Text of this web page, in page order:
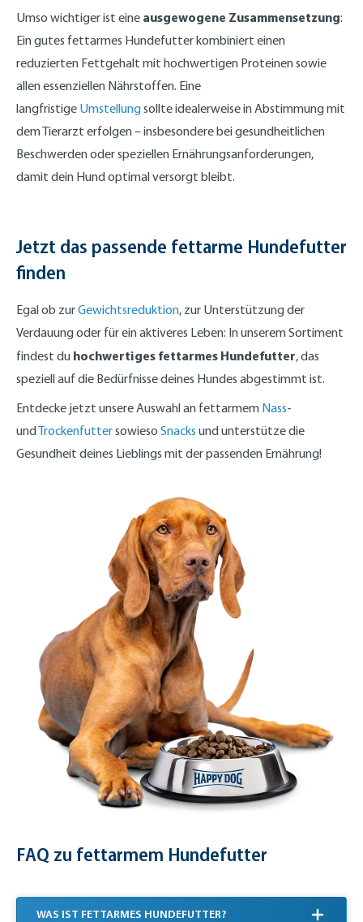
Umso wichtiger ist eine ausgewogene Zusammensetzung:
Ein gutes fettarmes Hundefutter kombiniert einen
reduzierten Fettgehalt mit hochwertigen Proteinen sowie
allen essenziellen Nährstoffen. Eine
langfristige Umstellungsollte idealerweise in Abstimmung mit
dem Tierarzt erfolgen – insbesondere bei gesundheitlichen
Beschwerden oder speziellen Ernährungsanforderungen,
damit dein Hund optimal versorgt bleibt.
Jetzt das passende fettarme Hundefutter
finden
Egal ob zurGewichtsreduktion, zur Unterstützung der
Verdauung oder für ein aktiveres Leben: In unserem Sortiment
findest du hochwertiges fettarmes Hundefutter, das
speziell auf die Bedürfnisse deines Hundes abgestimmt ist.
Entdecke jetzt unsere Auswahl an fettarmem Nass-
undTrockenfuttersowieso Snacks und unterstütze die
Gesundheit deines Lieblings mit der passenden Ernährung!
FAQ zu fettarmem Hundefutter
WAS IST FETTARMES HUNDEFUTTER?